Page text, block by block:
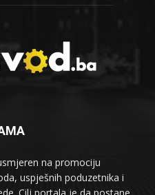
na promociju
uspješnih poduzetnika i